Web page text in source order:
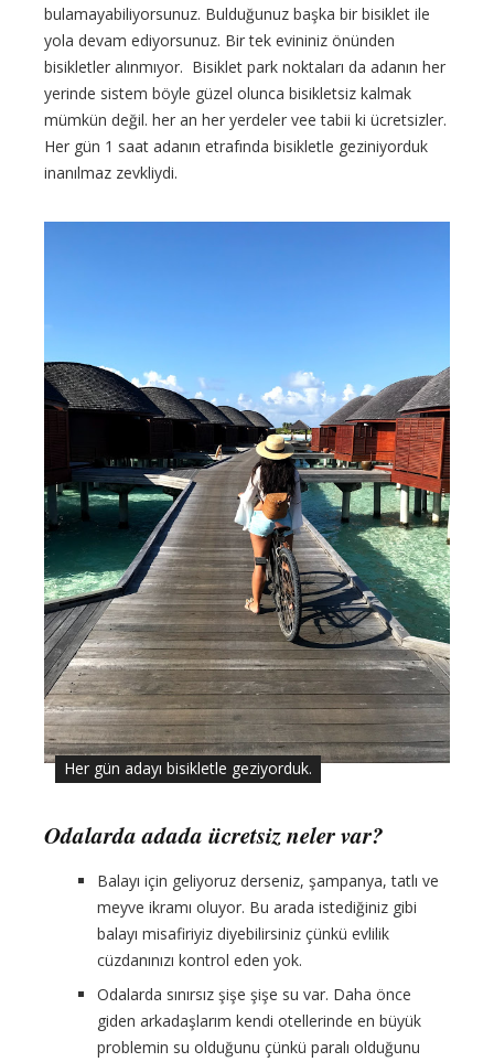
bulamayabiliyorsunuz. Bulduğunuz başka bir bisiklet ile
yola devam ediyorsunuz. Bir tek evininiz önünden
bisikletler alınmıyor. Bisiklet park noktaları da adanın her
yerinde sistem böyle güzel olunca bisikletsiz kalmak
mümkün değil. her an her yerdeler vee tabii ki ücretsizler.
Her gün 1 saat adanın etrafında bisikletle geziniyorduk
inanılmaz zevkliydi.
Her gün adayı bisikletle geziyorduk.
Odalarda adada ücretsiz neler var?
Balayı için geliyoruz derseniz, şampanya, tatlı ve
meyve ikramı oluyor. Bu arada istediğiniz gibi
balayı misafiriyiz diyebilirsiniz çünkü evlilik
cüzdanınızı kontrol eden yok.
Odalarda sınırsız şişe şişe su var. Daha önce
giden arkadaşlarım kendi otellerinde en büyük
problemin su olduğunu çünkü paralı olduğunu